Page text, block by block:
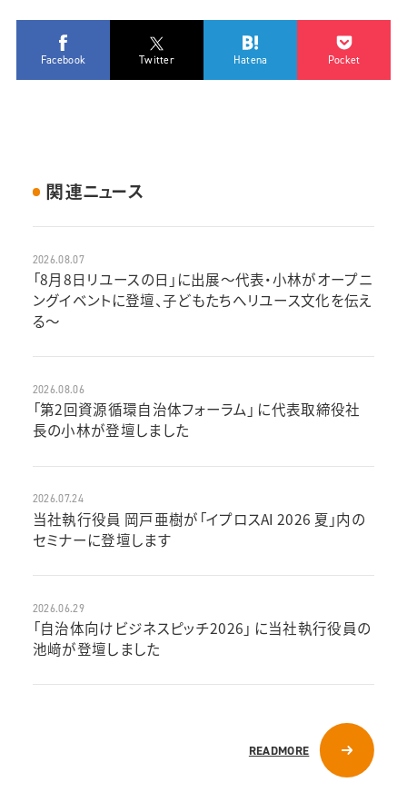
Facebook Twitter Hatena Pocket
関連ニュース
2026.08.07
「8月8日リユースの日」に出展～代表・小林がオープニ
ングイベントに登壇、子どもたちへリユース文化を伝え
る～
2026.08.06
「第2回資源循環自治体フォーラム」 に代表取締役社
長の小林が登壇しました
2026.07.24
当社執行役員 岡戸亜樹が「イプロスAI 2026 夏」内の
セミナーに登壇します
2026.06.29
「自治体向けビジネスピッチ2026」 に当社執行役員の
池﨑が登壇しました
READMORE